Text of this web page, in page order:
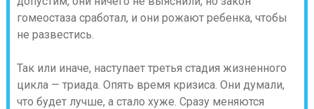
гомеостаза сработал, и они рожают ребенка, чтобы
не развестись.
Так или иначе, наступает третья стадия жизненного
цикла — триада. Опять время кризиса. Они думали,
что будет лучше, а стало хуже. Сразу меняются